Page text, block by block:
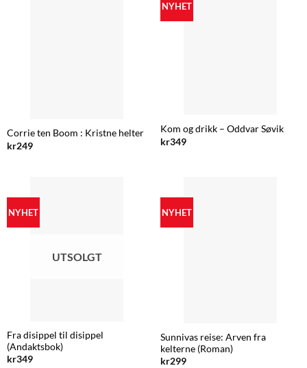
Corrie ten Boom : Kristne helter
kr249
NYHET
Kom og drikk – Oddvar Søvik
kr349
NYHET
UTSOLGT
Fra disippel til disippel
(Andaktsbok)
kr349
NYHET
Sunnivas reise: Arven fra
kelterne (Roman)
kr299